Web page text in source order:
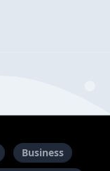
Business